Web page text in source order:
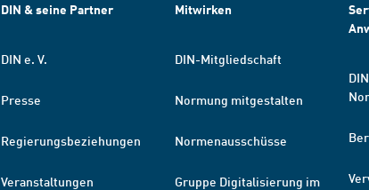
DIN & seine Partner
DIN e. V.
Presse
Regierungsbeziehungen
Veranstaltungen
Mitwirken
DIN-Mitgliedschaft
Normung mitgestalten
Normenausschüsse
Gruppe Digitalisierung im